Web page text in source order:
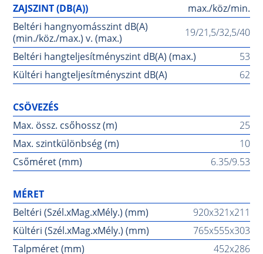
ZAJSZINT (DB(A))
max./köz/min.
Beltéri hangnyomásszint dB(A)
(min./köz./max.) v. (max.)
19/21,5/32,5/40
Beltéri hangteljesítményszint dB(A) (max.)
53
Kültéri hangteljesítményszint dB(A)
62
CSÖVEZÉS
Max. össz. csőhossz (m)
25
Max. szintkülönbség (m)
10
Csőméret (mm)
6.35/9.53
MÉRET
Beltéri (Szél.xMag.xMély.) (mm)
920x321x211
Kültéri (Szél.xMag.xMély.) (mm)
765x555x303
Talpméret (mm)
452x286